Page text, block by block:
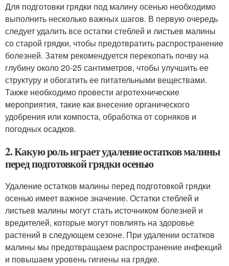
Для подготовки грядки под малину осенью необходимо
выполнить несколько важных шагов. В первую очередь
следует удалить все остатки стеблей и листьев малины
со старой грядки, чтобы предотвратить распространение
болезней. Затем рекомендуется перекопать почву на
глубину около 20-25 сантиметров, чтобы улучшить ее
структуру и обогатить ее питательными веществами.
Также необходимо провести агротехнические
мероприятия, такие как внесение органического
удобрения или компоста, обработка от сорняков и
погодных осадков.
2. Какую роль играет удаление остатков малины
перед подготовкой грядки осенью
Удаление остатков малины перед подготовкой грядки
осенью имеет важное значение. Остатки стеблей и
листьев малины могут стать источником болезней и
вредителей, которые могут повлиять на здоровье
растений в следующем сезоне. При удалении остатков
малины мы предотвращаем распространение инфекций
и повышаем уровень гигиены на грядке.